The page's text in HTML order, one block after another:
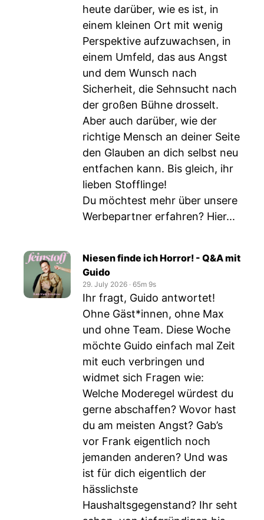
heute darüber, wie es ist, in
einem kleinen Ort mit wenig
Perspektive aufzuwachsen, in
einem Umfeld, das aus Angst
und dem Wunsch nach
Sicherheit, die Sehnsucht nach
der großen Bühne drosselt.
Aber auch darüber, wie der
richtige Mensch an deiner Seite
den Glauben an dich selbst neu
entfachen kann. Bis gleich, ihr
lieben Stofflinge!
Du möchtest mehr über unsere
Werbepartner erfahren? Hier...
Niesen finde ich Horror! - Q&A mit
Guido
29. July 2026 ‧ 65m 9s
Ihr fragt, Guido antwortet!
Ohne Gäst*innen, ohne Max
und ohne Team. Diese Woche
möchte Guido einfach mal Zeit
mit euch verbringen und
widmet sich Fragen wie:
Welche Moderegel würdest du
gerne abschaffen? Wovor hast
du am meisten Angst? Gab’s
vor Frank eigentlich noch
jemanden anderen? Und was
ist für dich eigentlich der
hässlichste
Haushaltsgegenstand? Ihr seht